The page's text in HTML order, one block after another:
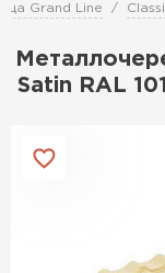
Grand Line
Satin RAL
Доставка и
Перейти в